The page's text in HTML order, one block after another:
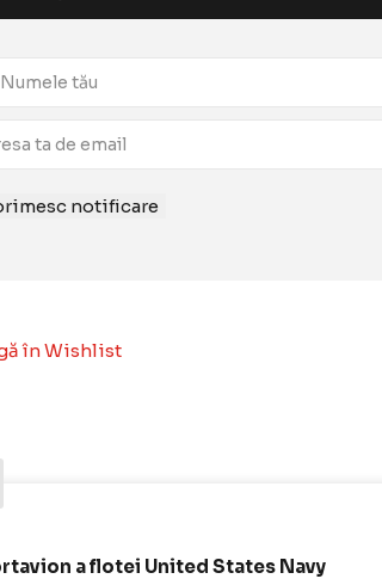
notificare
în Wishlist
a flotei United States Navy